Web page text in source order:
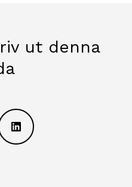
ut denna